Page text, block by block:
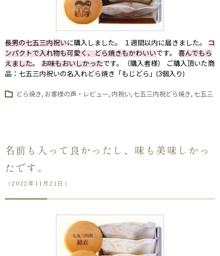
長男の七五三内祝い に購入しました。 １週間以内に届きました。 コ
ンパクトで入れ物も可愛く、どら焼きもかわいいです。 喜んでもら
えました。 お味もおいしかったです。（購入者様） ご購入頂いた商
品：七五三内祝いの名入れどら焼き「もじどら」(3個入り)
どら焼き, お客様の声・レビュー, 内祝い, 七五三内祝どら焼き, 七五三
名前も入って良かったし、味も美味しかっ
たです。
（2022年11月21日）